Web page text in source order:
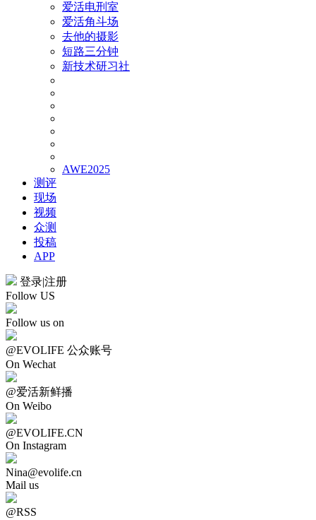
爱活电刑室
爱活角斗场
去他的摄影
短路三分钟
新技术研习社
AWE2025
测评
现场
视频
众测
投稿
APP
登录|注册
Follow US
Follow us on
@EVOLIFE 公众账号
On Wechat
@爱活新鲜播
On Weibo
@EVOLIFE.CN
On Instagram
Nina@evolife.cn
Mail us
@RSS